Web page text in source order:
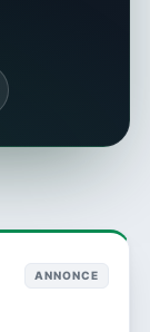
ANNONCE